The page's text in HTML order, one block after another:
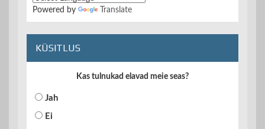
Powered by Translate
KÜSITLUS
Kas tulnukad elavad meie seas?
Jah
Ei